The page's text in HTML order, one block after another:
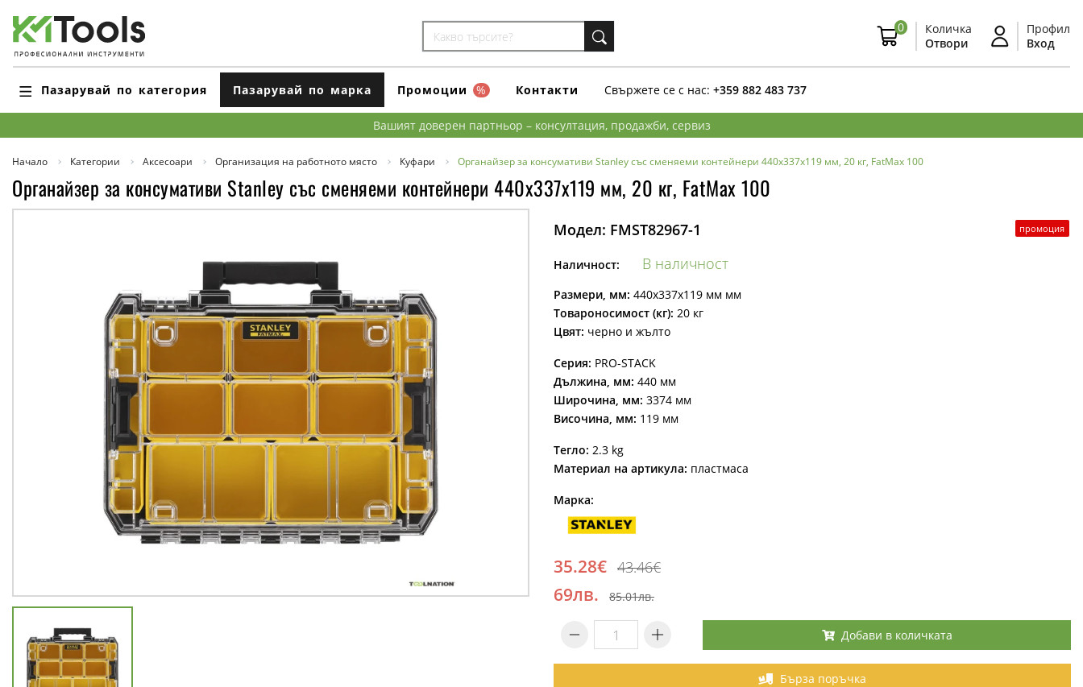
0
Количка
Отвори
Профил
Вход
Пазарувай по категория Пазарувай по марка Промоции % Контакти Свържете се с нас: +359 882 483 737
Вашият доверен партньор – консултация, продажби, сервиз
Начало Категории Аксесоари Организация на работното място Куфари Органайзер за консумативи Stanley със сменяеми контейнери 440x337x119 мм, 20 кг, FatMax 100
Органайзер за консумативи Stanley със сменяеми контейнери 440x337x119 мм, 20 кг, FatMax 100
промоция
Модел: FMST82967-1
Наличност: В наличност
Размери, мм: 440x337x119 мм мм
Товароносимост (кг): 20 кг
Цвят: черно и жълто
Серия: PRO-STACK
Дължина, мм: 440 мм
Широчина, мм: 3374 мм
Височина, мм: 119 мм
Тегло: 2.3 kg
Материал на артикула: пластмаса
Марка:
35.28€ 43.46€
69лв. 85.01лв.
Добави в количката
Бърза поръчка